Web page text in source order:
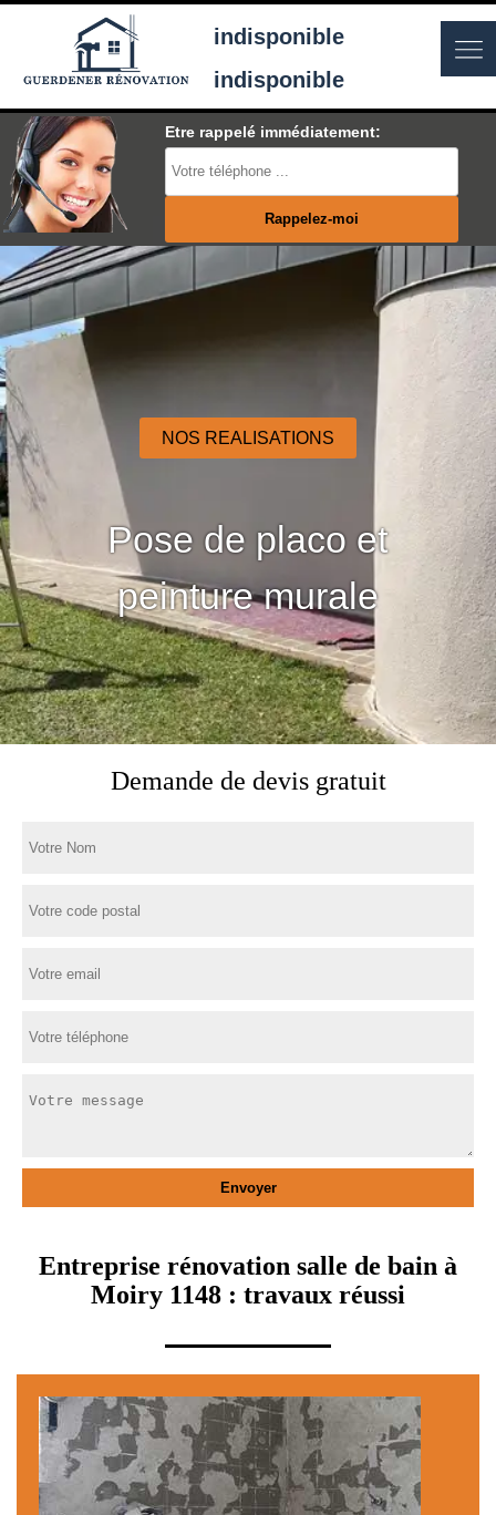
indisponible
indisponible
Etre rappelé immédiatement:
NOS REALISATIONS
Pose de placo et
peinture murale
Demande de devis gratuit
Entreprise rénovation salle de bain à
Moiry 1148 : travaux réussi